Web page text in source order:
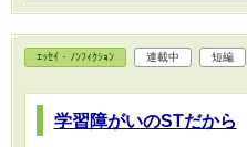
ｴｯｾｲ・ﾉﾝﾌｨｸｼｮﾝ 連載中 短編
学習障がいのSTだから